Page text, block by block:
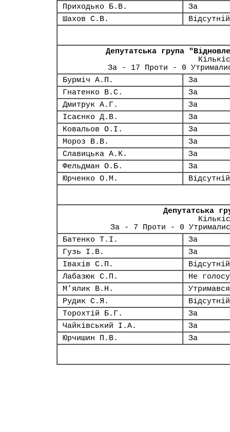
Приходько Б.В.
За
Шахов С.В.
Відсутній
Депутатська група
За - 17 Проти - 0
Бурміч А.П.
За
Гнатенко В.С.
За
Дмитрук А.Г.
За
Ісаєнко Д.В.
За
Ковальов О.І.
За
Мороз В.В.
За
Славицька А.К.
За
Фельдман О.Б.
За
Юрченко О.М.
Відсутній
Депутатська
За - 7 Проти - 0
Батенко Т.І.
За
Гузь І.В.
За
Івахів С.П.
Відсутній
Лабазюк С.П.
Не
М’ялик В.Н.
Утримався
Рудик С.Я.
Відсутній
Торохтій Б.Г.
За
Чайківський І.А.
За
Юрчишин П.В.
За